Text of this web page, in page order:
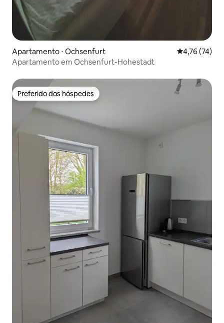
Apartamento ⋅ Ochsenfurt 4,76 de uma
4,76 (74)
Apartamento em Ochsenfurt-Hohestadt
Preferido dos hóspedes
Preferido dos hóspedes